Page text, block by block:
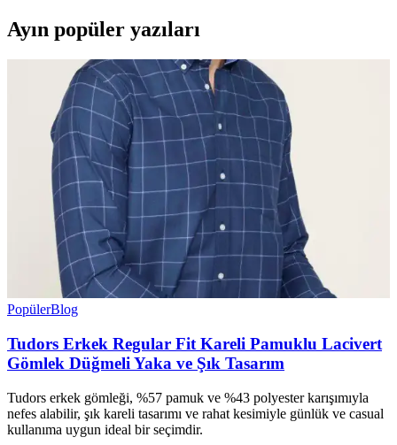
Ayın popüler yazıları
PopülerBlog
Tudors Erkek Regular Fit Kareli Pamuklu Lacivert
Gömlek Düğmeli Yaka ve Şık Tasarım
Tudors erkek gömleği, %57 pamuk ve %43 polyester karışımıyla
nefes alabilir, şık kareli tasarımı ve rahat kesimiyle günlük ve casual
kullanıma uygun ideal bir seçimdir.